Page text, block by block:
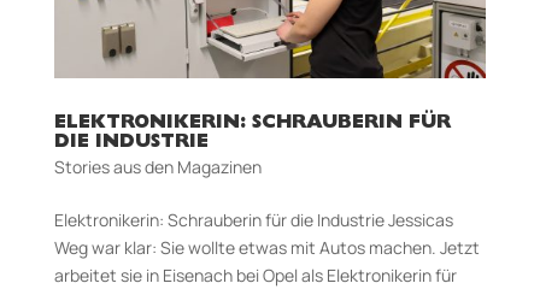
ELEKTRONIKERIN: SCHRAUBERIN FÜR
DIE INDUSTRIE
Stories aus den Magazinen
Elektronikerin: Schrauberin für die Industrie Jessicas
Weg war klar: Sie wollte etwas mit Autos machen. Jetzt
arbeitet sie in Eisenach bei Opel als Elektronikerin für